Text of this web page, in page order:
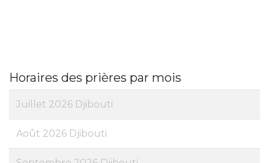
Horaires des prières par mois
Juillet 2026 Djibouti
Août 2026 Djibouti